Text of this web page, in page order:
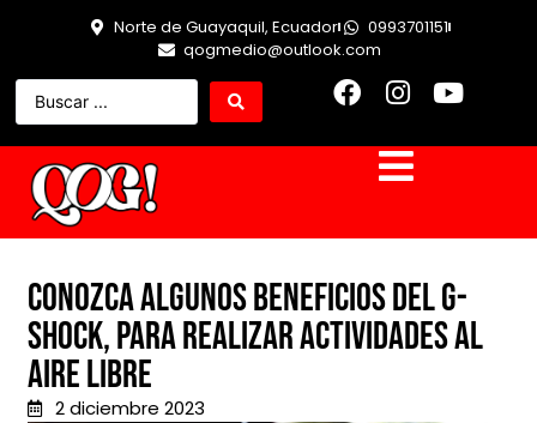
Norte de Guayaquil, Ecuador
0993701151
qogmedio@outlook.com
Conozca algunos beneficios del G-
Shock, para realizar actividades al
aire libre
2 diciembre 2023